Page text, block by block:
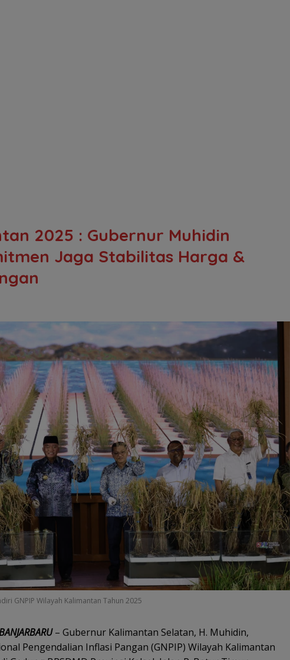
2025 : Gubernur Muhidin
Jaga Stabilitas Harga &
GNPIP Wilayah Kalimantan Tahun 2025
– Gubernur Kalimantan Selatan, H. Muhidin,
Pengendalian Inflasi Pangan (GNPIP) Wilayah Kalimantan